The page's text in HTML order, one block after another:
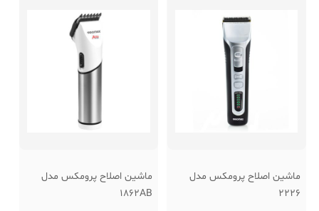
ماشین اصلاح پرومکس مدل
2226
ماشین اصلاح پرومکس مدل
1862AB